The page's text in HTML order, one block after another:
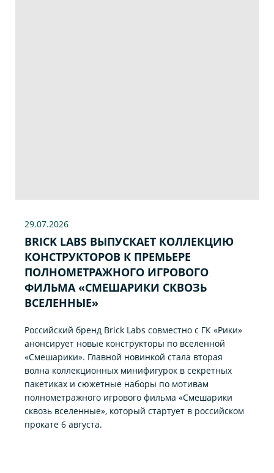
29.07.2026
BRICK LABS ВЫПУСКАЕТ КОЛЛЕКЦИЮ
КОНСТРУКТОРОВ К ПРЕМЬЕРЕ
ПОЛНОМЕТРАЖНОГО ИГРОВОГО
ФИЛЬМА «CМЕШАРИКИ СКВОЗЬ
ВСЕЛЕННЫЕ»
Российский бренд Brick Labs совместно с ГК «Рики»
анонсирует новые конструкторы по вселенной
«Смешарики». Главной новинкой стала вторая
волна коллекционных минифигурок в секретных
пакетиках и сюжетные наборы по мотивам
полнометражного игрового фильма «Смешарики
сквозь вселенные», который стартует в российском
прокате 6 августа.